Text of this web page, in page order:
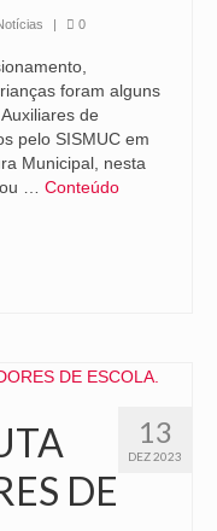
| 0
foram alguns
de
pelo SISMUC em
Municipal, nesta
… Conteúdo
13
DEZ 2023
DE